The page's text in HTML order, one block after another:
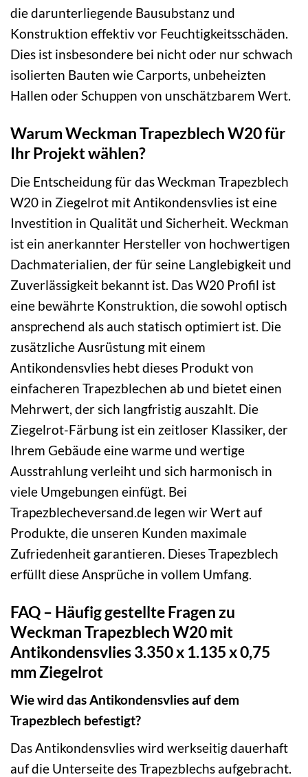
die darunterliegende Bausubstanz und
Konstruktion effektiv vor Feuchtigkeitsschäden.
Dies ist insbesondere bei nicht oder nur schwach
isolierten Bauten wie Carports, unbeheizten
Hallen oder Schuppen von unschätzbarem Wert.
Warum Weckman Trapezblech W20 für
Ihr Projekt wählen?
Die Entscheidung für das Weckman Trapezblech
W20 in Ziegelrot mit Antikondensvlies ist eine
Investition in Qualität und Sicherheit. Weckman
ist ein anerkannter Hersteller von hochwertigen
Dachmaterialien, der für seine Langlebigkeit und
Zuverlässigkeit bekannt ist. Das W20 Profil ist
eine bewährte Konstruktion, die sowohl optisch
ansprechend als auch statisch optimiert ist. Die
zusätzliche Ausrüstung mit einem
Antikondensvlies hebt dieses Produkt von
einfacheren Trapezblechen ab und bietet einen
Mehrwert, der sich langfristig auszahlt. Die
Ziegelrot-Färbung ist ein zeitloser Klassiker, der
Ihrem Gebäude eine warme und wertige
Ausstrahlung verleiht und sich harmonisch in
viele Umgebungen einfügt. Bei
Trapezblecheversand.de legen wir Wert auf
Produkte, die unseren Kunden maximale
Zufriedenheit garantieren. Dieses Trapezblech
erfüllt diese Ansprüche in vollem Umfang.
FAQ – Häufig gestellte Fragen zu
Weckman Trapezblech W20 mit
Antikondensvlies 3.350 x 1.135 x 0,75
mm Ziegelrot
Wie wird das Antikondensvlies auf dem
Trapezblech befestigt?
Das Antikondensvlies wird werkseitig dauerhaft
auf die Unterseite des Trapezblechs aufgebracht.